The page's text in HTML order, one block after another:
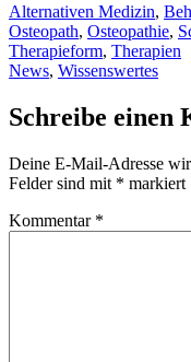
Alternativen Medizin,
Osteopath, Osteopathie,
Therapieform, Therapien
News, Wissenswertes
Schreibe einen
Deine E-Mail-Adresse
Felder sind mit * markiert
Kommentar *